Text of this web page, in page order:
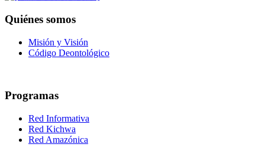
Quiénes somos
Misión y Visión
Código Deontológico
Programas
Red Informativa
Red Kichwa
Red Amazónica